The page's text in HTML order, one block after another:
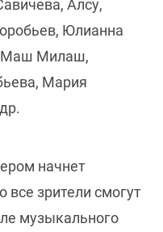
Алсу,
Юлианна
Маш Милаш,
Мария
начнет
все зрители смогут
музыкального